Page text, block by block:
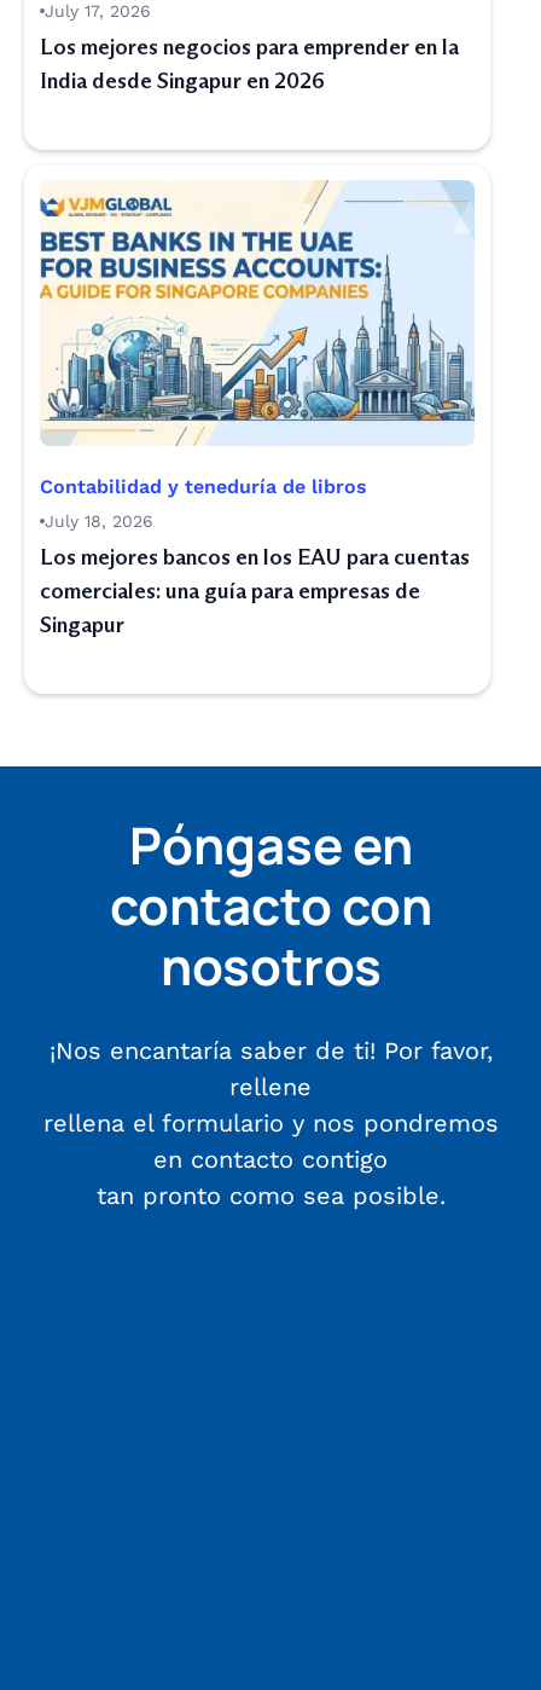
July 17, 2026
Los mejores negocios para emprender en la
India desde Singapur en 2026
Contabilidad y teneduría de libros
July 18, 2026
Los mejores bancos en los EAU para cuentas
comerciales: una guía para empresas de
Singapur
Póngase en
contacto con
nosotros
¡Nos encantaría saber de ti! Por favor,
rellene
rellena el formulario y nos pondremos
en contacto contigo
tan pronto como sea posible.